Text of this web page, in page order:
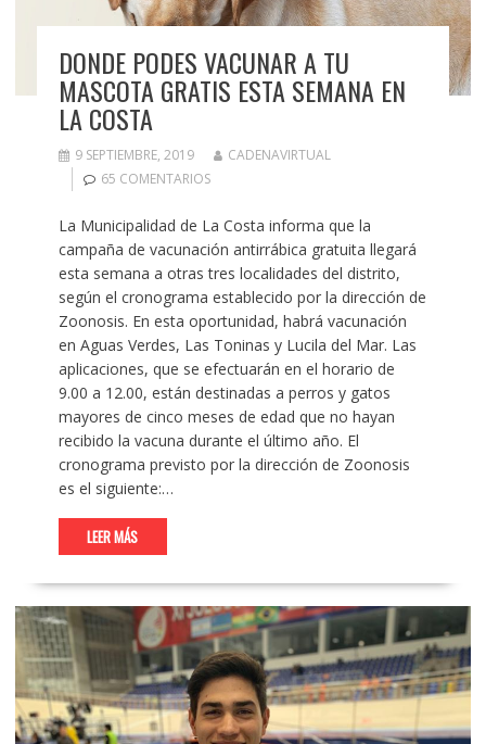
DONDE PODES VACUNAR A TU
MASCOTA GRATIS ESTA SEMANA EN
LA COSTA
9 SEPTIEMBRE, 2019
CADENAVIRTUAL
65 COMENTARIOS
La Municipalidad de La Costa informa que la
campaña de vacunación antirrábica gratuita llegará
esta semana a otras tres localidades del distrito,
según el cronograma establecido por la dirección de
Zoonosis. En esta oportunidad, habrá vacunación
en Aguas Verdes, Las Toninas y Lucila del Mar. Las
aplicaciones, que se efectuarán en el horario de
9.00 a 12.00, están destinadas a perros y gatos
mayores de cinco meses de edad que no hayan
recibido la vacuna durante el último año. El
cronograma previsto por la dirección de Zoonosis
es el siguiente:…
LEER MÁS